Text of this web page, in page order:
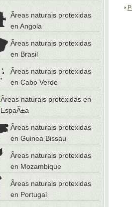
Ãreas naturais protexidas
en Angola
Ãreas naturais protexidas
en Brasil
Ãreas naturais protexidas
en Cabo Verde
Ãreas naturais protexidas en
EspaÃ±a
Ãreas naturais protexidas
en Guinea Bissau
Ãreas naturais protexidas
en Mozambique
Ãreas naturais protexidas
en Portugal